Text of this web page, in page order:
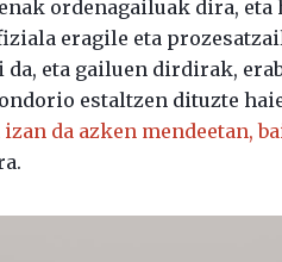
ordenagailuak dira,
eragile eta
da, eta gailuen dirdirak,
estaltzen dituzte
da azken mendeetan,